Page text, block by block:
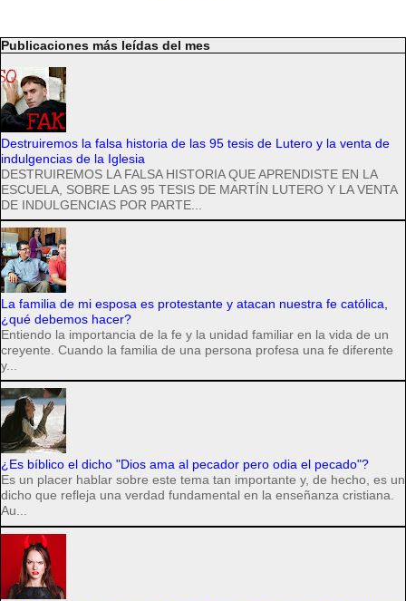
Publicaciones más leídas del mes
Destruiremos la falsa historia de las 95 tesis de Lutero y la venta de
indulgencias de la Iglesia
DESTRUIREMOS LA FALSA HISTORIA QUE APRENDISTE EN LA
ESCUELA, SOBRE LAS 95 TESIS DE MARTÍN LUTERO Y LA VENTA
DE INDULGENCIAS POR PARTE...
La familia de mi esposa es protestante y atacan nuestra fe católica,
¿qué debemos hacer?
Entiendo la importancia de la fe y la unidad familiar en la vida de un
creyente. Cuando la familia de una persona profesa una fe diferente
y...
¿Es bíblico el dicho "Dios ama al pecador pero odia el pecado"?
Es un placer hablar sobre este tema tan importante y, de hecho, es un
dicho que refleja una verdad fundamental en la enseñanza cristiana.
Au...